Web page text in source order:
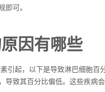
即可。
因有哪些
引起，以下是导致淋巴细胞
致其百分比偏低。这些疾病